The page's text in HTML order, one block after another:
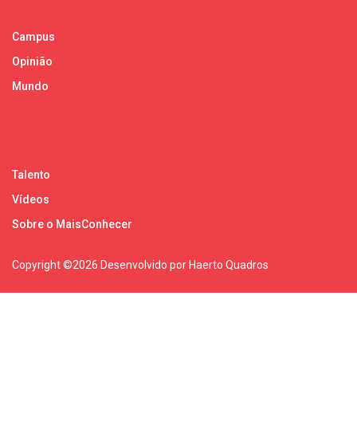
Campus
Opinião
Mundo
Talento
Vídeos
Sobre o MaisConhecer
Copyright ©2026 Desenvolvido por Haerto Quadros